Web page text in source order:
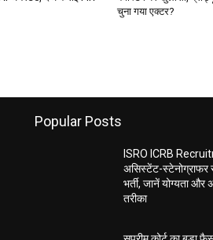
चुना गया एक्टर?
Popular Posts
ISRO ICRB
असिस्टेंट-स्टेनोग्राफर
भर्ती, जानें योग्यता और
तरीका